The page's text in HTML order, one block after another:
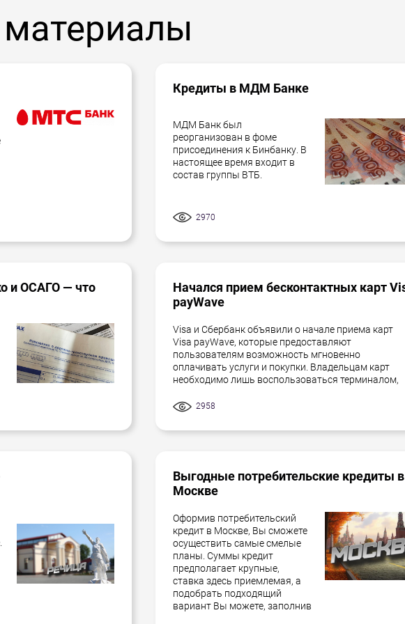
Кредиты в МДМ Банке
МДМ Банк был
реорганизован в фоме
присоединения к Бинбанку. В
настоящее время входит в
состав группы ВТБ.
2970
и ОСАГО — что
Начался прием бесконтактных карт
payWave
Visa и Сбербанк объявили о начале приема карт
Visa payWave, которые предоставляют
пользователям возможность мгновенно
оплачивать услуги и покупки. Владельцам карт
необходимо лишь воспользоваться терминалом,
2958
Выгодные потребительские кредиты в
Москве
Оформив потребительский
кредит в Москве, Вы сможете
осуществить самые смелые
планы. Суммы кредит
предполагает крупные,
ставка здесь приемлемая, а
подобрать подходящий
вариант Вы можете, заполнив